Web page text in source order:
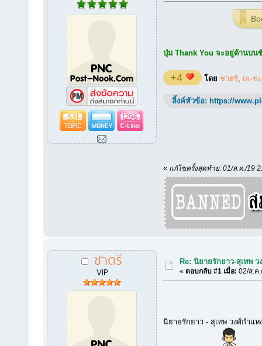
531 1296
ปุ่ม Thank You จะอยู่ด้านบน
+4 โดย ชาตรี, เอ-ช
ลิ้งค์หัวข้อ: https://
« แก้ไขครั้งสุดท้าย: 01/ส.ค./19
ชาตรี
VIP
Re: นิยายรักยาว-สุเทพ
«ตอบกลับ #1 เมื่อ: 02/ส.ค
นิยายรักยาว - สุเทพ วงศ์กำแห